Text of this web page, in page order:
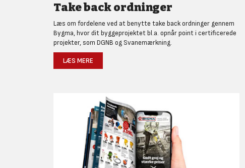
Take back ordninger
Læs om fordelene ved at benytte take back ordninger gennem
Bygma, hvor dit byggeprojektet bl.a. opnår point i certificerede
projekter, som DGNB og Svanemærkning.
LÆS MERE